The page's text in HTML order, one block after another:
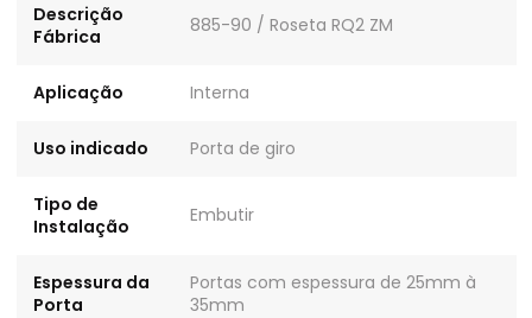
Descrição
Fábrica
885-90 / Roseta RQ2 ZM
Aplicação Interna
Uso indicado Porta de giro
Tipo de
Instalação
Embutir
Espessura da
Porta
Portas com espessura de 25mm à
35mm